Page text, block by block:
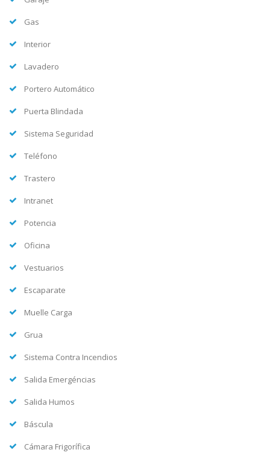
Gas
Interior
Lavadero
Portero Automático
Puerta Blindada
Sistema Seguridad
Teléfono
Trastero
Intranet
Potencia
Oficina
Vestuarios
Escaparate
Muelle Carga
Grua
Sistema Contra Incendios
Salida Emergéncias
Salida Humos
Báscula
Cámara Frigorífica